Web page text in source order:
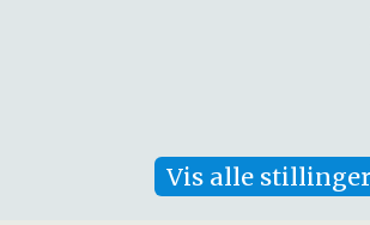
Vis alle stillinger